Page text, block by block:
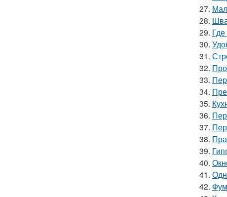
27.
28.
29.
30.
31.
32.
33.
34.
35.
36.
37.
38.
39.
40.
41.
42.